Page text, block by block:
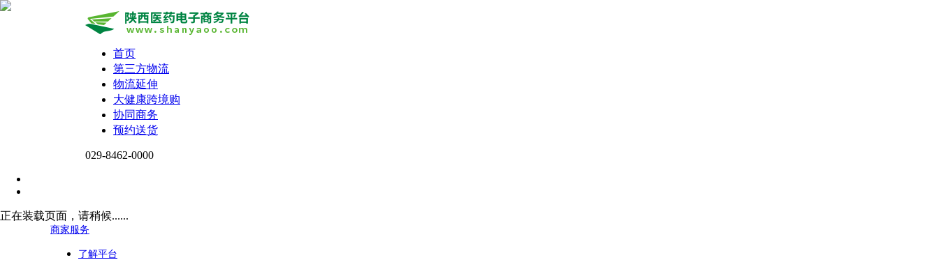
首页
第三方物流
物流延伸
大健康跨境购
协同商务
预约送货
029-8462-0000
正在装载页面，请稍候......
商家服务
了解平台